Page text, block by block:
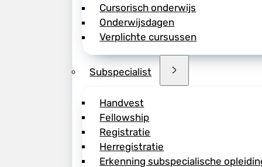
Cursorisch onderwijs
Onderwijsdagen
Verplichte cursussen
Subspecialist
Handvest
Fellowship
Registratie
Herregistratie
Erkenning subspecialische